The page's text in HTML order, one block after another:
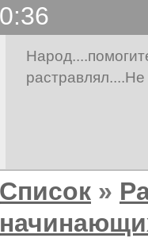
растравлял....Не
Список »